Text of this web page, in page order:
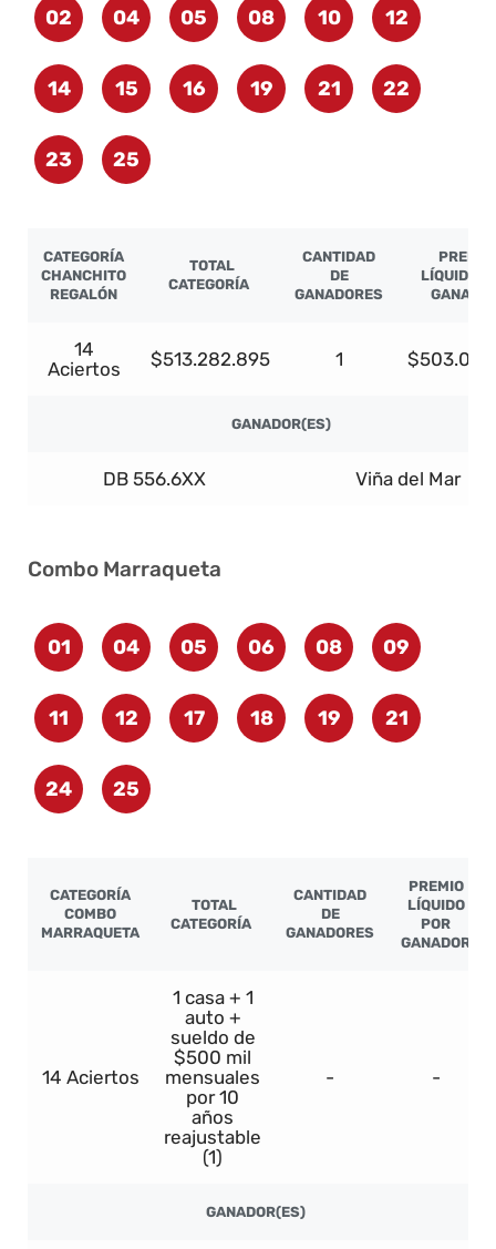
02 04 05 08 10 12
14 15 16 19 21 22
23 25
CATEGORÍA
CHANCHITO
REGALÓN
TOTAL
CATEGORÍA
CANTIDAD
DE
GANADORES
PREMIO
LÍQUIDO
14
Aciertos
$513.282.895 1
GANADOR(ES)
DB 556.6XX Viña del Mar
Combo Marraqueta
01 04 05 06 08 09
11 12 17 18 19 21
24 25
CATEGORÍA
COMBO
MARRAQUETA
TOTAL
CATEGORÍA
CANTIDAD
DE
GANADORES
PREMIO
LÍQUIDO
POR
GANADOR
14 Aciertos
1 casa + 1
auto +
sueldo de
$500 mil
mensuales
por 10
años
reajustable
(1)
- -
GANADOR(ES)